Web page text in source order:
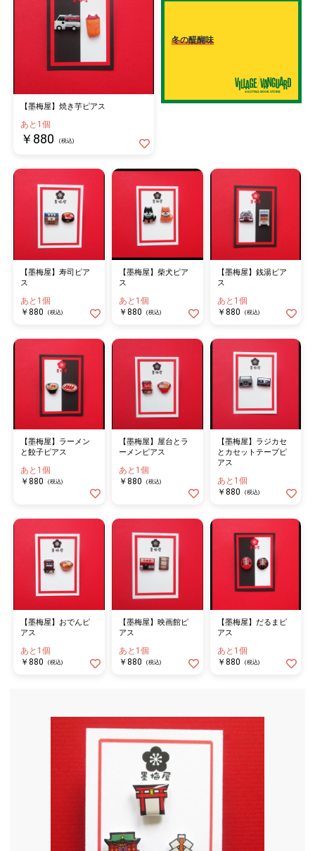
【墨梅屋】焼き芋ピアス
あと1個
￥880 (税込)
冬の醍醐味
【墨梅屋】寿司ピア
ス
あと1個
￥880
(税込)
【墨梅屋】柴犬ピア
ス
あと1個
￥880
(税込)
【墨梅屋】銭湯ピア
ス
あと1個
￥880
(税込)
【墨梅屋】ラーメン
と餃子ピアス
あと1個
￥880
(税込)
【墨梅屋】屋台とラ
ーメンピアス
あと1個
￥880
(税込)
【墨梅屋】ラジカセ
とカセットテープピ
アス
あと1個
￥880
(税込)
【墨梅屋】おでんピ
アス
あと1個
￥880
(税込)
【墨梅屋】映画館ピ
アス
あと1個
￥880
(税込)
【墨梅屋】だるまピ
アス
あと1個
￥880
(税込)